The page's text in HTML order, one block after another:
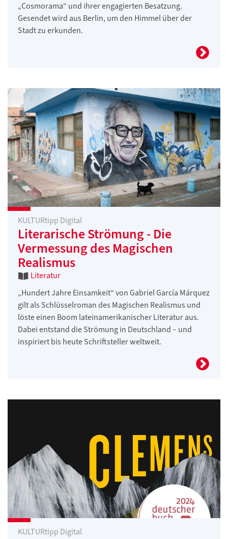
„Cosmorama“ und ihrer engagierten Besatzung.
Gesendet wird aus Berlin, um den Himmel über der
Stadt zu erkunden.
KULTURtipp Digital
Literarische Strömung - Die
Vermessung des Magischen
Realismus
Literatur
„Hundert Jahre Einsamkeit“ von Gabriel García Márquez
gilt als Schlüsselroman des Magischen Realismus und
löste einen Boom lateinamerikanischer Literatur aus.
Dabei entstand die Strömung in Deutschland – und
inspiriert bis heute Schriftsteller weltweit.
KULTURtipp Digital